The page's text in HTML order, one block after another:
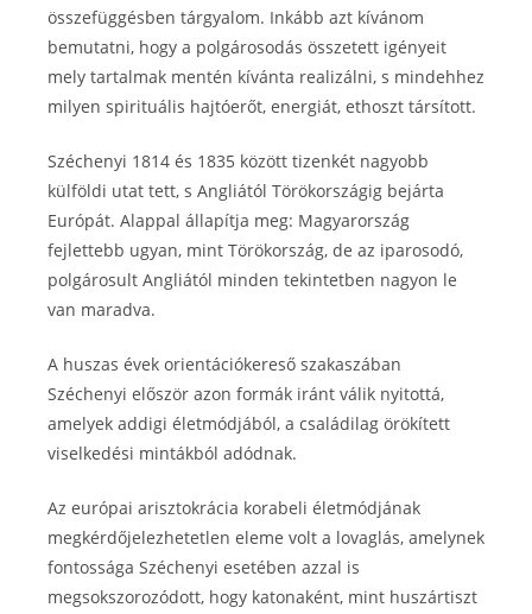
összefüggésben tárgyalom. Inkább azt kívánom
bemutatni, hogy a polgárosodás összetett igényeit
mely tartalmak mentén kívánta realizálni, s mindehhez
milyen spirituális hajtóerőt, energiát, ethoszt társított.
Széchenyi 1814 és 1835 között tizenkét nagyobb
külföldi utat tett, s Angliától Törökországig bejárta
Európát. Alappal állapítja meg: Magyarország
fejlettebb ugyan, mint Törökország, de az iparosodó,
polgárosult Angliától minden tekintetben nagyon le
van maradva.
A huszas évek orientációkereső szakaszában
Széchenyi először azon formák iránt válik nyitottá,
amelyek addigi életmódjából, a családilag örökített
viselkedési mintákból adódnak.
Az európai arisztokrácia korabeli életmódjának
megkérdőjelezhetetlen eleme volt a lovaglás, amelynek
fontossága Széchenyi esetében azzal is
megsokszorozódott, hogy katonaként, mint huszártiszt